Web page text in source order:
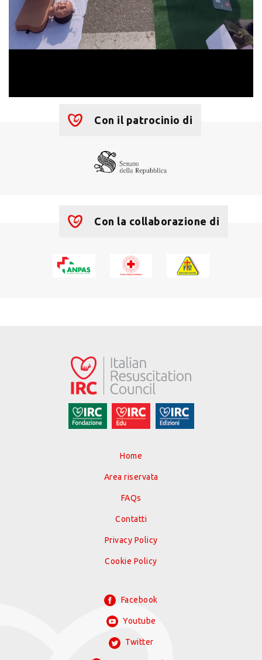
Con il patrocinio di
Con la collaborazione di
Home
Area riservata
FAQs
Contatti
Privacy Policy
Cookie Policy
Facebook
Youtube
Twitter